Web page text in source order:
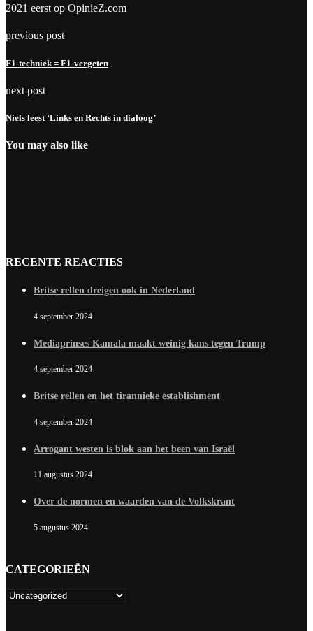
2021 eerst op OpinieZ.com
previous post
F1-techniek = F1-vergeten
next post
Niels leest ‘Links en Rechts in dialoog’
You may also like
RECENTE REACTIES
Britse rellen dreigen ook in Nederland
4 september 2024
Mediaprinses Kamala maakt weinig kans tegen Trump
4 september 2024
Britse rellen en het tirannieke establishment
4 september 2024
Arrogant westen is blok aan het been van Israël
11 augustus 2024
Over de normen en waarden van de Volkskrant
5 augustus 2024
CATEGORIEËN